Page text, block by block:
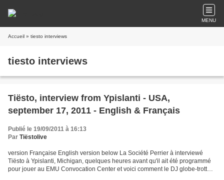
MENU
Accueil » tiesto interviews
tiesto interviews
Tiësto, interview from Ypislanti - USA,
september 17, 2011 - English & Français
Publié le 19/09/2011 à 16:13
Par Tiëstolive
version Française English version below La Société Perrier à interviewé
Tiësto à Ypislanti, Michigan, quelques heures avant qu'il ait été programmé
pour jouer au EMU Convocation Center et voici comment le DJ globe-trotter